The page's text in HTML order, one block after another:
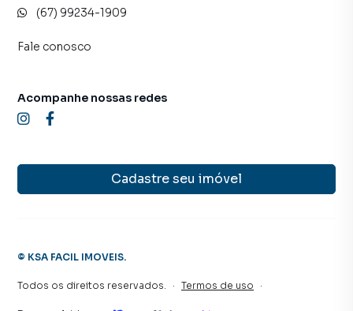
(67) 99234-1909
Fale conosco
Cadastre seu imóvel
Acompanhe nossas redes
© KSA FACIL IMOVEIS.
Todos os direitos reservados. · Termos de uso ·